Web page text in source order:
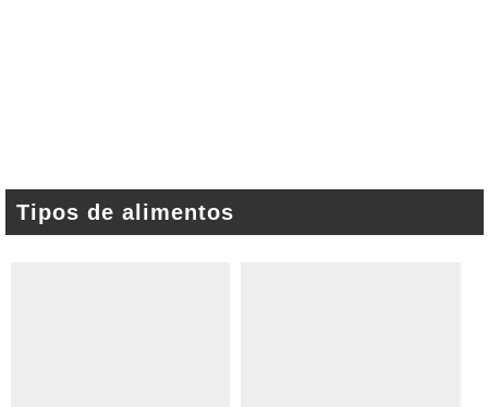
Tipos de alimentos